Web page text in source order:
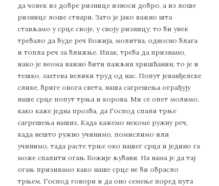
да човек из добре ризнице износи добро, а из лоше
ризнице лоше ствари. Зато је јако важно шта
стављамо у срце своје, у своју ризницу; то би увек
требало да буде реч Божија, молитва, односно блага
и топла реч за ближње. Ипак, треба да признамо,
иако је веома важно бити пажљив хришћанин, то је и
тешко, захтева велики труд од нас. Попут јеванђелске
слике, бриге овога света, наша сагрешења ограђују
наше срце попут трња и корова. Ми се опет молимо,
како каже једна прозба, да Господ спали трње
сагрешења наших. Када кажемо некоме ружну реч,
када нешто ружно учинимо, помислимо или
учинимо, тада расте трње око нашег срца и једино га
може спалити огањ Божије љубави. На нама је да тај
огањ призивамо како наше срце не би обрасло
трњем. Господ говори и да оно семење поред пута